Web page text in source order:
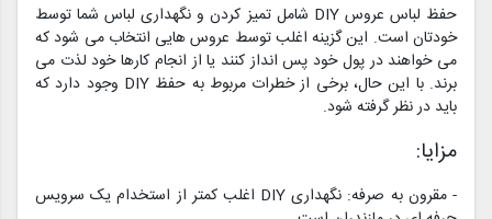
حفظ لباس عروس DIY شامل تمیز کردن و نگهداری لباس شما توسط
خودتان است. این گزینه اغلب توسط عروس هایی انتخاب می شود که
می خواهند در پول خود پس انداز کنند یا از انجام کارها خود لذت می
برند. با این حال، برخی از خطرات مربوط به حفظ DIY وجود دارد که
باید در نظر گرفته شود.
مزایا:
- مقرون به صرفه: نگهداری DIY اغلب کمتر از استخدام یک سرویس